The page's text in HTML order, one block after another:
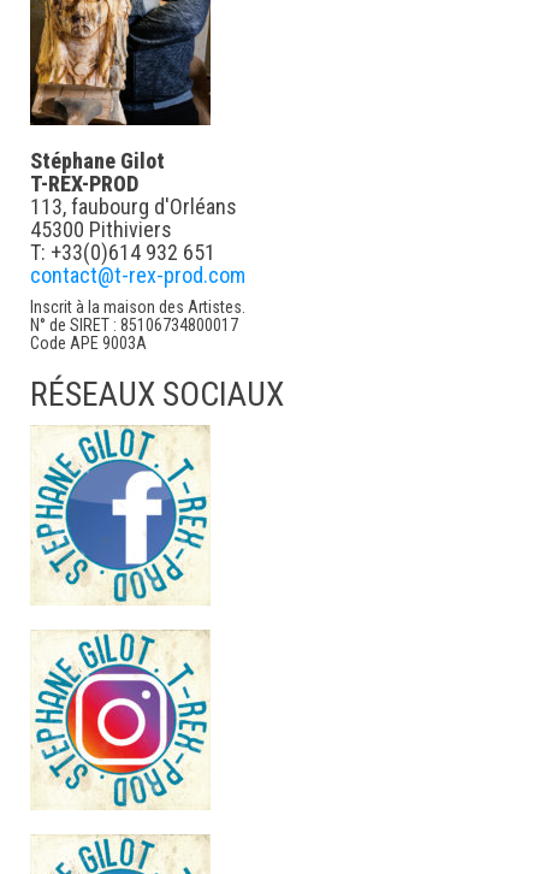
Stéphane Gilot
T-REX-PROD
113, faubourg d'Orléans
45300 Pithiviers
T: +33(0)614 932 651
contact@t-rex-prod.com
Inscrit à la maison des Artistes.
N° de SIRET : 85106734800017
Code APE 9003A
RÉSEAUX SOCIAUX